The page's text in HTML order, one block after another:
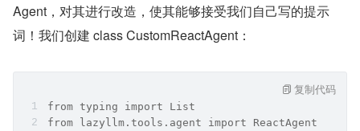
Agent，对其进行改造，使其能够接受我们自己写的提示
词！我们创建 class CustomReactAgent：
from typing import List
from lazyllm.tools.agent import ReactAgent
复制代码